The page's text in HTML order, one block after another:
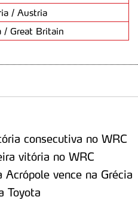
/ Austria
/ Great Britain
consecutiva no WRC
vitória no WRC
vence na Grécia
Toyota